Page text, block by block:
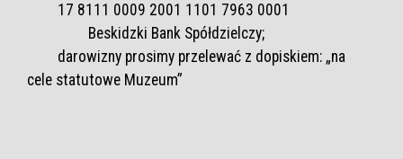
17 8111 0009 2001 1101 7963 0001
Beskidzki Bank Spółdzielczy;
darowizny prosimy przelewać z dopiskiem: „na
cele statutowe Muzeum”